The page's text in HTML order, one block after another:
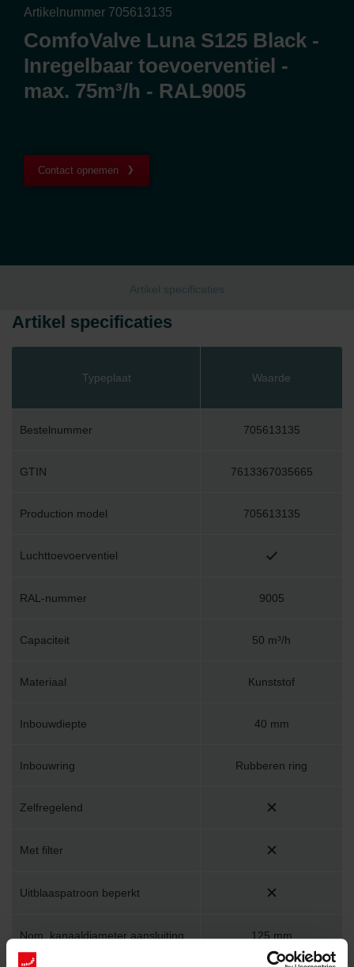
Artikelnummer 705613135
ComfoValve Luna S125 Black -
Inregelbaar toevoerventiel -
max. 75m³/h - RAL9005
Contact opnemen
Artikel specificaties
Artikel specificaties
Typeplaat Waarde
Bestelnummer 705613135
GTIN 7613367035665
Production model 705613135
Luchttoevoerventiel
RAL-nummer 9005
Capaciteit 50 m³/h
Materiaal Kunststof
Inbouwdiepte 40 mm
Inbouwring Rubberen ring
Zelfregelend
Met filter
Uitblaaspatroon beperkt
Nom. kanaaldiameter aansluiting 125 mm